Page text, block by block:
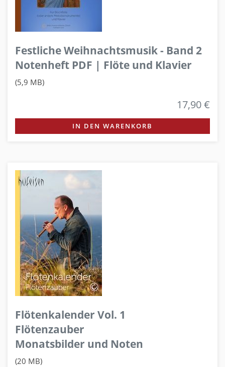
Festliche Weihnachtsmusik - Band 2
Notenheft PDF | Flöte und Klavier
(5,9 MB)
17,90 €
IN DEN WARENKORB
Flötenkalender Vol. 1
Flötenzauber
Monatsbilder und Noten
(20 MB)